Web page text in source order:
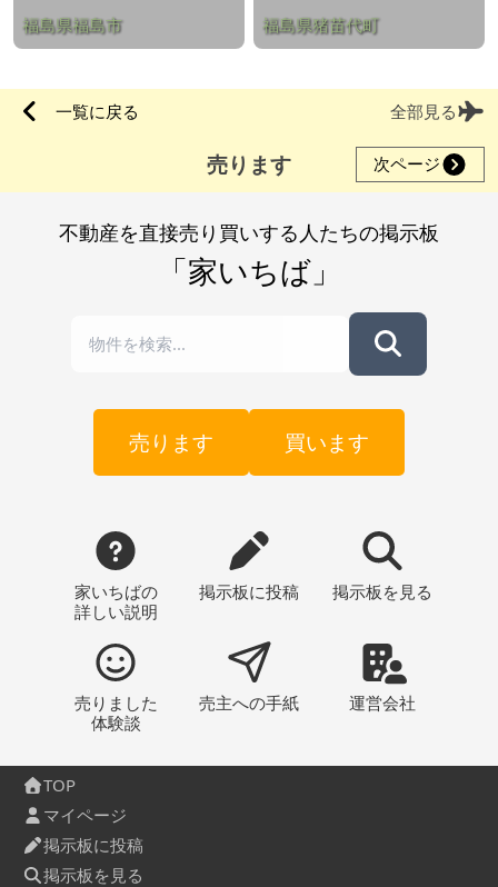
福島県福島市 福島県猪苗代町
一覧に戻る 全部見る
売ります 次ページ
不動産を直接売り買いする人たちの掲示板
「家いちば」
売ります 買います
家いちばの
詳しい説明
掲示板に投稿 掲示板 を見る
売りました
体験談
売主への手紙 運営会社
TOP
マイページ
掲示板に投稿
掲示板を見る